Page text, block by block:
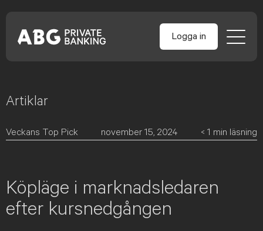
Skip
content
Logga in
Artiklar
Veckans Top Pick november 15, 2024 < 1 min läsning
Köpläge i marknadsledaren
efter kursnedgången